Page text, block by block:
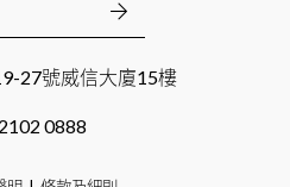
27號威信大廈15樓
0888